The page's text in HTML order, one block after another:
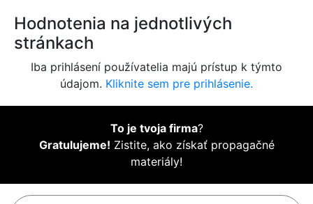
Hodnotenia na jednotlivých
stránkach
Iba prihlásení používatelia majú prístup k týmto
údajom. Kliknite sem pre prihlásenie.
To je tvoja firma?
Gratulujeme! Zistite, ako získať propagačné
materiály!